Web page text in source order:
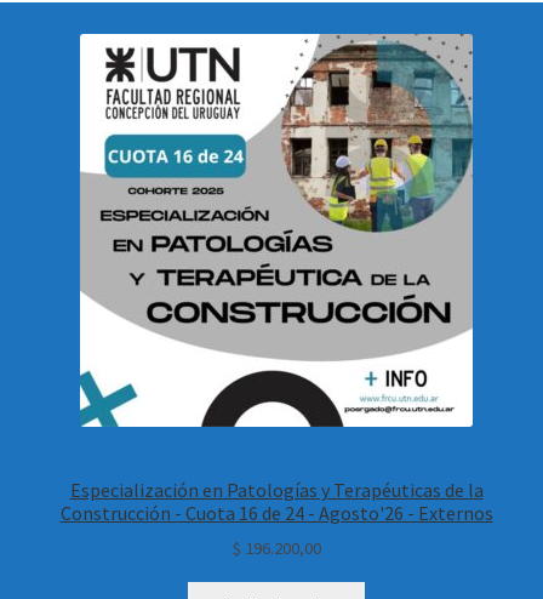
Especialización en Patologías y Terapéuticas de la
Construcción - Cuota 16 de 24 - Agosto'26 - Externos
$ 196.200,00